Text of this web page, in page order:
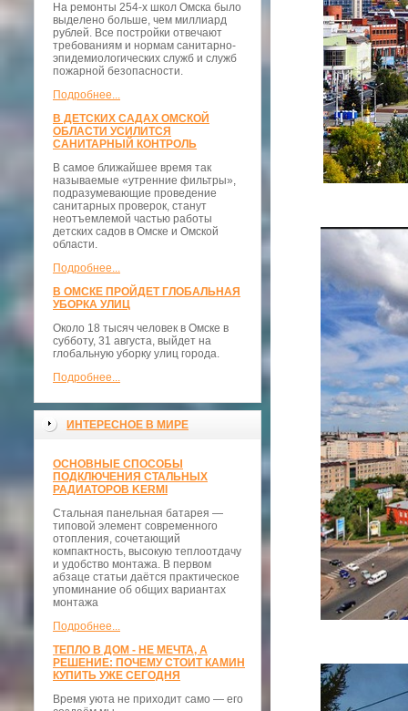
На ремонты 254-х школ Омска было
выделено больше, чем миллиард
рублей. Все постройки отвечают
требованиям и нормам санитарно-
эпидемиологических служб и служб
пожарной безопасности.
Подробнее...
В ДЕТСКИХ САДАХ ОМСКОЙ
ОБЛАСТИ УСИЛИТСЯ
САНИТАРНЫЙ КОНТРОЛЬ
В самое ближайшее время так
называемые «утренние фильтры»,
подразумевающие проведение
санитарных проверок, станут
неотъемлемой частью работы
детских садов в Омске и Омской
области.
Подробнее...
В ОМСКЕ ПРОЙДЕТ ГЛОБАЛЬНАЯ
УБОРКА УЛИЦ
Около 18 тысяч человек в Омске в
субботу, 31 августа, выйдет на
глобальную уборку улиц города.
Подробнее...
ИНТЕРЕСНОЕ В МИРЕ
ОСНОВНЫЕ СПОСОБЫ
ПОДКЛЮЧЕНИЯ СТАЛЬНЫХ
РАДИАТОРОВ KERMI
Стальная панельная батарея —
типовой элемент современного
отопления, сочетающий
компактность, высокую теплоотдачу
и удобство монтажа. В первом
абзаце статьи даётся практическое
упоминание об общих вариантах
монтажа
Подробнее...
ТЕПЛО В ДОМ - НЕ МЕЧТА, А
РЕШЕНИЕ: ПОЧЕМУ СТОИТ КАМИН
КУПИТЬ УЖЕ СЕГОДНЯ
Время уюта не приходит само — его